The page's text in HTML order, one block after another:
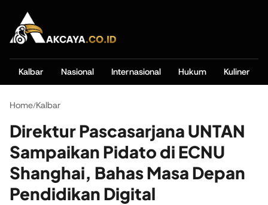
Kalbar Nasional Internasional Hukum Kuliner
Home/Kalbar
Direktur Pascasarjana UNTAN
Sampaikan Pidato di ECNU
Shanghai, Bahas Masa Depan
Pendidikan Digital